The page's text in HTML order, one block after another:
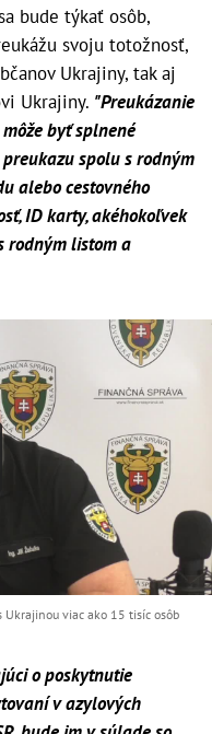
bude týkať osôb,
svoju totožnosť,
Ukrajiny, tak aj
Ukrajiny. "Preukázanie
byť splnené
spolu s rodným
alebo cestovného
ID karty, akéhokoľvek
rodným listom a
viac ako 15 tisíc osôb
o poskytnutie
v azylových